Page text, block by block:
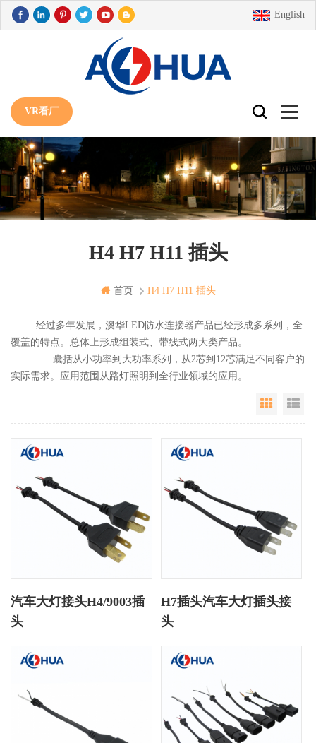
English
VR看厂
H4 H7 H11 插头
首页 H4 H7 H11 插头
经过多年发展，澳华LED防水连接器产品已经形成多系列，全
覆盖的特点。总体上形成组装式、带线式两大类产品。
囊括从小功率到大功率系列，从2芯到12芯满足不同客户的
实际需求。应用范围从路灯照明到全行业领域的应用。
Grid
汽车大灯接头H4/9003插
头
H7插头汽车大灯插头接
头